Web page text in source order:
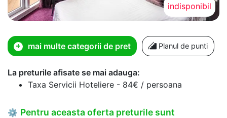
indisponibil
mai multe categorii de pret Planul de punti
La preturile afisate se mai adauga:
Taxa Servicii Hoteliere - 84€ / persoana
⚙ Pentru aceasta oferta preturile sunt